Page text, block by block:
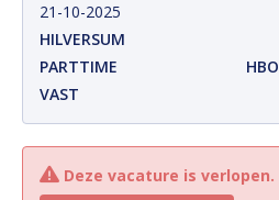
21-10-2025
HILVERSUM
PARTTIME
HBO
VAST
Deze vacature is verlopen.